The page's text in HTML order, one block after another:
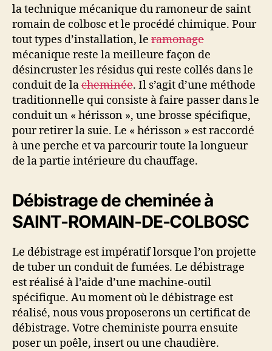
la technique mécanique du ramoneur de saint
romain de colbosc et le procédé chimique. Pour
tout types d’installation, le ramonage
mécanique reste la meilleure façon de
désincruster les résidus qui reste collés dans le
conduit de lacheminée. Il s’agit d’une méthode
traditionnelle qui consiste à faire passer dans le
conduit un « hérisson », une brosse spécifique,
pour retirer la suie. Le « hérisson » est raccordé
à une perche et va parcourir toute la longueur
de la partie intérieure du chauffage.
Débistrage de cheminée à
SAINT-ROMAIN-DE-COLBOSC
Le débistrage est impératif lorsque l’on projette
de tuber un conduit de fumées. Le débistrage
est réalisé à l’aide d’une machine-outil
spécifique. Au moment où le débistrage est
réalisé, nous vous proposerons un certificat de
débistrage. Votre cheministe pourra ensuite
poser un poêle, insert ou une chaudière.